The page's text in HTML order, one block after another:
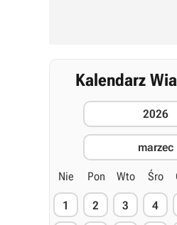
Kalendarz
2026
marzec
Nie Pon Wto Śro
1 2 3 4